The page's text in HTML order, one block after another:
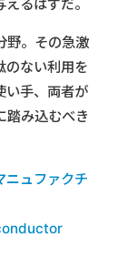
るはずだ。
野。その急激
のない利用を
い手、両者が
踏み込むべき
ニュファクチ